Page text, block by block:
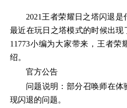
2021王者荣耀日之塔闪退
最近在玩日之塔模式的时候出现
11773小编为大家带来，王者荣
绍。
官方公告
问题说明：部分召唤师在体
现闪退的问题。